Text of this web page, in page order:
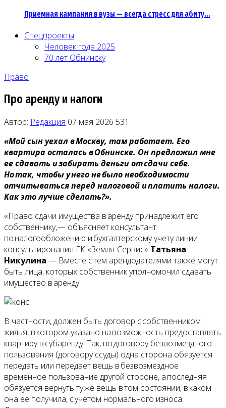
Приемная кампания в вузы — всегда стресс для абиту…
Спецпроекты
Человек года 2025
70 лет Обнинску
Право
Про аренду и налоги
Автор: Редакция 07 мая 2026 531
«Мой сын уехал в Москву, там работает. Его
квартира осталась в Обнинске. Он предложил мне
ее сдавать и забирать деньги от сдачи себе.
Но так, чтобы у него не было необходимости
отчитываться перед налоговой и платить налоги.
Как это лучше сделать?».
«Право сдачи имущества в аренду принадлежит его
собственнику, — объясняет консультант
по налогообложению и бухгалтерскому учету линии
консультирования ГК «Земля-Сервис» Татьяна
Никулина. — Вместе с тем арендодателями также могут
быть лица, которых собственник уполномочил сдавать
имущество в аренду.
В частности, должен быть договор с собственником
жилья, в котором указано на возможность предоставлять
квартиру в субаренду. Так, по договору безвозмездного
пользования (договору ссуды) одна сторона обязуется
передать или передает вещь в безвозмездное
временное пользование другой стороне, а последняя
обязуется вернуть ту же вещь в том состоянии, в каком
она ее получила, с учетом нормального износа.